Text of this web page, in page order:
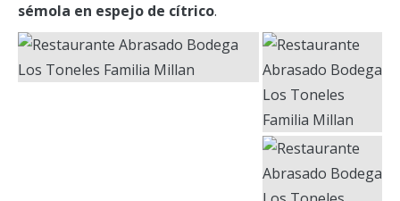
sémola en espejo de cítrico.